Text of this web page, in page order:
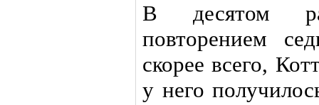
В десятом
повторением
скорее всего,
у него